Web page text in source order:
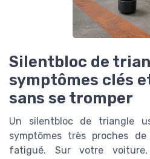
Silentbloc de
symptômes clés
sans se tromper
Un silentbloc de triangle
symptômes très proches
fatigué. Sur votre